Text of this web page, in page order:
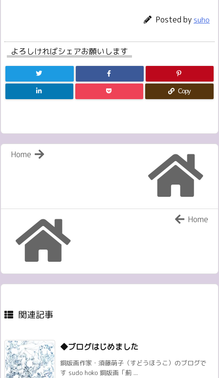
Posted by suho
よろしければシェアお願いします
Copy
Home
Home
関連記事
◆ブログはじめました
銅版画作家・須藤萌子（すどうほうこ）のブログで
す sudo hoko 銅版画「薊 ...